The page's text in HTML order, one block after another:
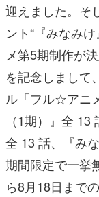
迎えました。そ
ント“『みなみ
メ第5期制作が
を記念しまして
ル「フル☆アニ
（1期）』全
全 13 話、『み
期間限定で一挙
ら8月18日まで